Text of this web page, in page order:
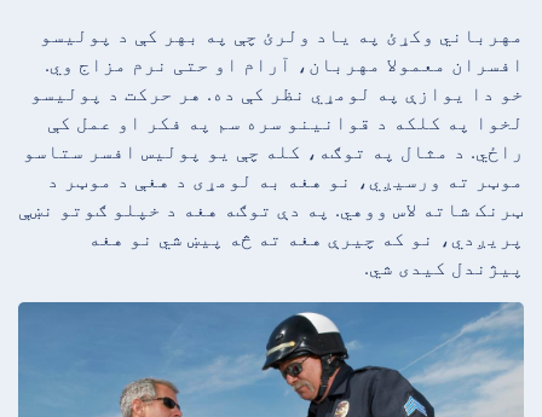
مهرباني وکړئ په یاد ولرئ چې په بهر کې د پولیسو
افسران معمولا مهربان، آرام او حتی نرم مزاج وي.
خو دا یوازې په لومړي نظر کې ده. هر حرکت د پولیسو
لخوا په کلکه د قوانینو سره سم په فکر او عمل کې
راځي. د مثال په توګه، کله چې یو پولیس افسر ستاسو
موټر ته ورسیږي، نو هغه به لومړی د هغې د موټر د
ټرنک شاته لاس ووهي. په دې توګه هغه د خپلو ګوتو نښې
پریږدي، نو که چیرې هغه ته څه پیښ شي نو هغه
پیژندل کیدی شي.